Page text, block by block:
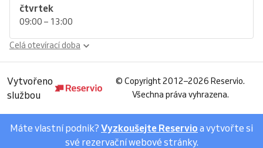
čtvrtek
09:00 – 13:00
Celá otevírací doba
Vytvořeno
službou
© Copyright 2012–2026 Reservio.
Všechna práva vyhrazena.
Máte vlastní podnik? Vyzkoušejte Reservio a vytvořte si
své rezervační webové stránky.